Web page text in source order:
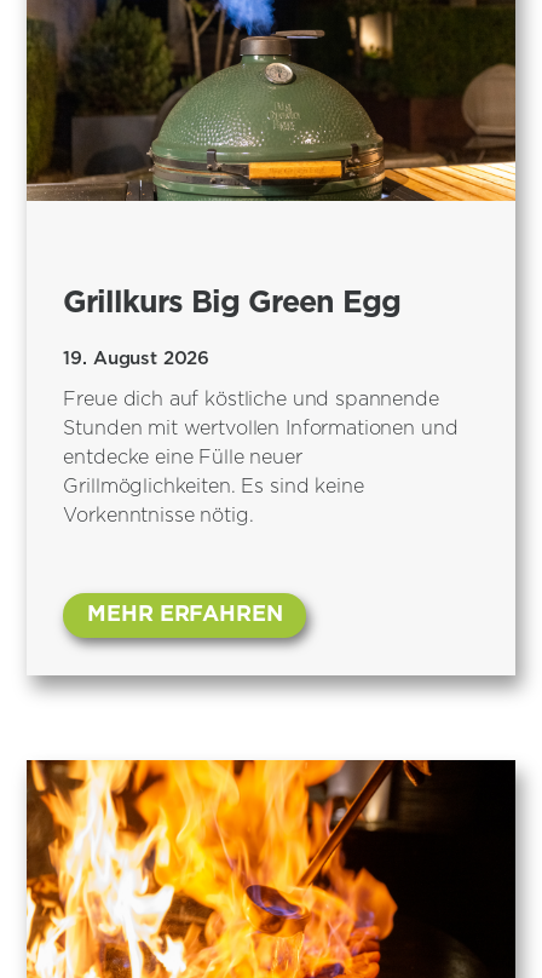
Grillkurs Big Green Egg
19. August 2026
Freue dich auf köstliche und spannende
Stunden mit wertvollen Informationen und
entdecke eine Fülle neuer
Grillmöglichkeiten. Es sind keine
Vorkenntnisse nötig.
MEHR ERFAHREN